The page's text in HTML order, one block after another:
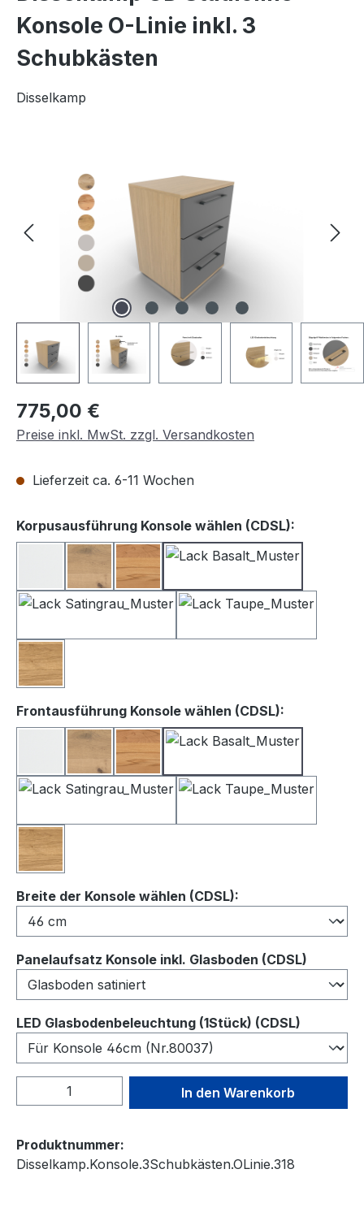
Konsole O-Linie inkl. 3
Schubkästen
Disselkamp
Regulärer Preis:
775,00 €
Preise inkl. MwSt. zzgl. Versandkosten
Lieferzeit ca. 6-11 Wochen
Korpusausführung Konsole wählen (CDSL):
BalkeneicheKernbuche
Wildeiche
Frontausführung Konsole wählen (CDSL):
BalkeneicheKernbuche
Wildeiche
Breite der Konsole wählen (CDSL):
Panelaufsatz Konsole inkl. Glasboden (CDSL)
LED Glasbodenbeleuchtung (1Stück) (CDSL)
Produkt Anzahl: Gib denIn den Warenkorb
Produktnummer:
Disselkamp.Konsole.3Schubkästen.OLinie.318